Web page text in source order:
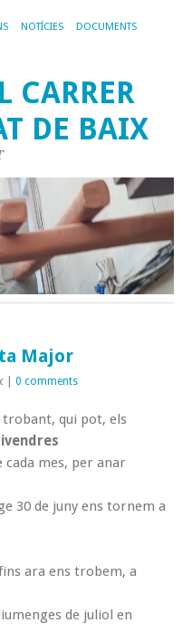
NOTÍCIES DOCUMENTS
CARRER
DE BAIX
Major
0 comments
trobant, qui pot, els
cada mes, per anar
30 de juny ens tornem a
ara ens trobem, a
de juliol en